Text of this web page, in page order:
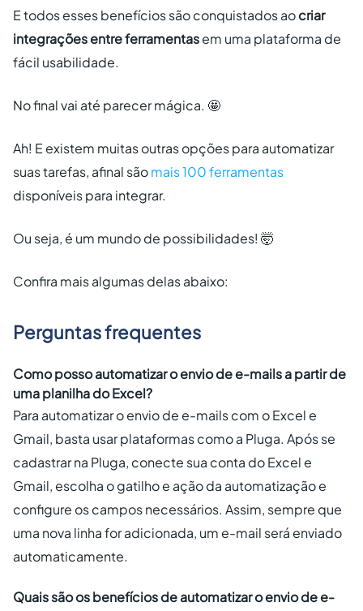
E todos esses benefícios são conquistados aocriar
integrações entre ferramentasem uma plataforma de
fácil usabilidade.
No final vai até parecer mágica. 🤩
Ah! E existem muitas outras opções para automatizar
suas tarefas, afinal sãomais 100 ferramentas
disponíveis para integrar.
Ou seja, é um mundo de possibilidades! 🤯
Confira mais algumas delas abaixo:
Perguntas frequentes
Como posso automatizar o envio de e-mails a partir de
uma planilha do Excel?
Para automatizar o envio de e-mails com o Excel e
Gmail, basta usar plataformas como a Pluga. Após se
cadastrar na Pluga, conecte sua conta do Excel e
Gmail, escolha o gatilho e ação da automatização e
configure os campos necessários. Assim, sempre que
uma nova linha for adicionada, um e-mail será enviado
automaticamente.
Quais são os benefícios de automatizar o envio de e-